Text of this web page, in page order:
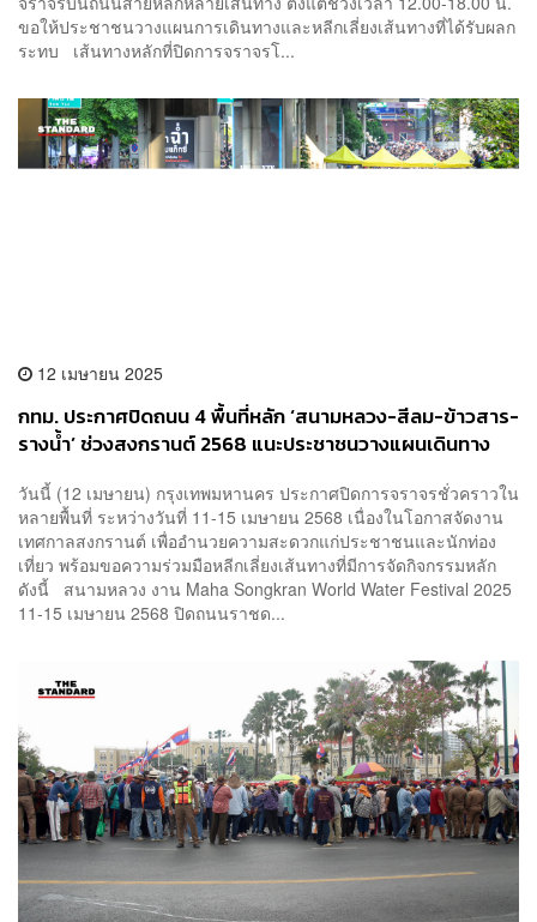
ขอให้ประชาชนวางแผนการเดินทางและหลีกเลี่ยงเส้นทางที่ได้รับผลก
ระทบ เส้นทางหลักที่ปิดการจราจรโ...
12 เมษายน 2025
กทม. ประกาศปิดถนน 4 พื้นที่หลัก ‘สนามหลวง-สีลม-ข้าวสาร-
รางน้ำ’ ช่วงสงกรานต์ 2568 แนะประชาชนวางแผนเดินทาง
วันนี้ (12 เมษายน) กรุงเทพมหานคร ประกาศปิดการจราจรชั่วคราวใน
หลายพื้นที่ ระหว่างวันที่ 11-15 เมษายน 2568 เนื่องในโอกาสจัดงาน
เทศกาลสงกรานต์ เพื่ออำนวยความสะดวกแก่ประชาชนและนักท่อง
เที่ยว พร้อมขอความร่วมมือหลีกเลี่ยงเส้นทางที่มีการจัดกิจกรรมหลัก
ดังนี้ สนามหลวง งาน Maha Songkran World Water Festival 2025
11-15 เมษายน 2568 ปิดถนนราชด...